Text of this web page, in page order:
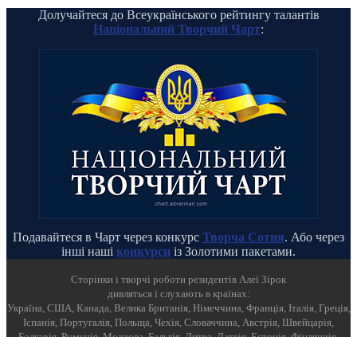
Долучайтеся до Всеукраїнського рейтингу талантів
Національний Творчий Чарт:
Подавайтеся в Чарт через конкурс Творча Сотня. Або через
інші наші конкурси із Золотими пакетами.
Cторінки і творчі роботи резидентів Алеї Зірок
дивляться і слухають в країнах:
Україна, США, Канада, Велика Британія, Німеччина, Франція, Італія, Греція,
Іспанія, Португалія, Польща, Чехія, Словаччина, Австрія, Швейцарія,